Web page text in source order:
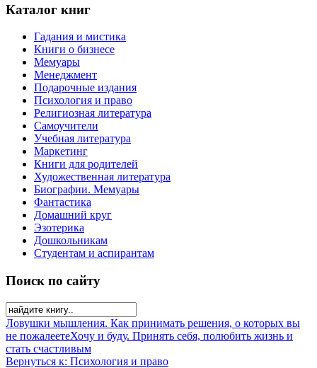
Каталог книг
Гадания и мистика
Книги о бизнесе
Мемуары
Менеджмент
Подарочные издания
Психология и право
Религиозная литература
Самоучители
Учебная литература
Маркетинг
Книги для родителей
Художественная литература
Биографии. Мемуары
Фантастика
Домашний круг
Эзотерика
Дошкольникам
Студентам и аспирантам
Поиск по сайту
Ловушки мышления. Как принимать решения, о которых вы
не пожалеетеХочу и буду. Принять себя, полюбить жизнь и
стать счастливым
Вернуться к: Психология и право